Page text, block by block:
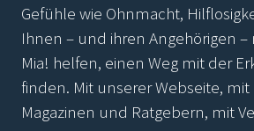
Gefühle wie Ohnmacht,
Ihnen – und ihren Angehörigen
Mia! helfen, einen Weg mit der
finden. Mit unserer Webseite,
Magazinen und Ratgebern, mit